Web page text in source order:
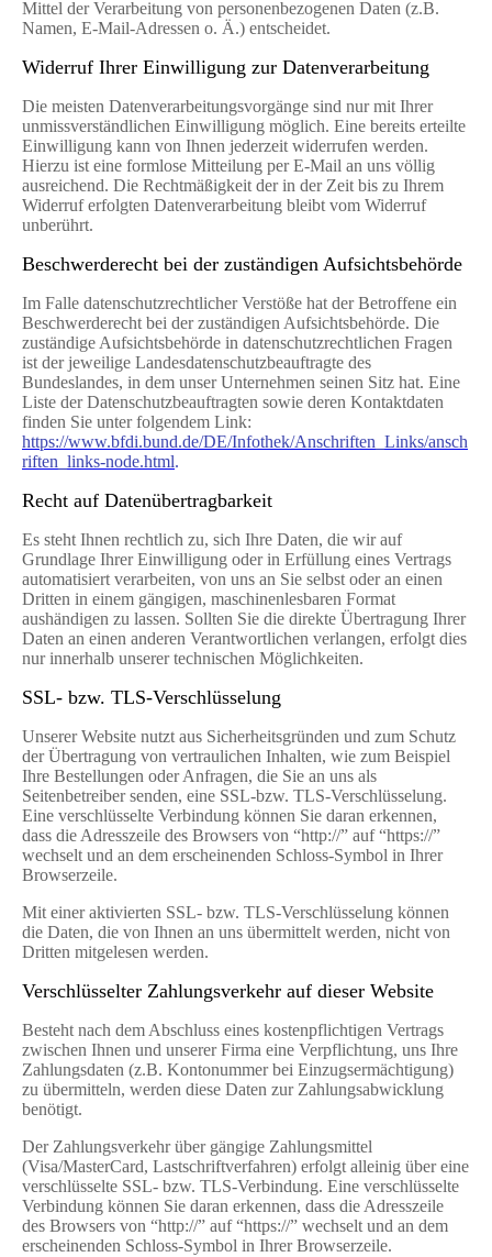
Mittel der Verarbeitung von personenbezogenen Daten (z.B.
Namen, E-Mail-Adressen o. Ä.) entscheidet.
Widerruf Ihrer Einwilligung zur Datenverarbeitung
Die meisten Datenverarbeitungsvorgänge sind nur mit Ihrer
unmissverständlichen Einwilligung möglich. Eine bereits erteilte
Einwilligung kann von Ihnen jederzeit widerrufen werden.
Hierzu ist eine formlose Mitteilung per E-Mail an uns völlig
ausreichend. Die Rechtmäßigkeit der in der Zeit bis zu Ihrem
Widerruf erfolgten Datenverarbeitung bleibt vom Widerruf
unberührt.
Beschwerderecht bei der zuständigen Aufsichtsbehörde
Im Falle datenschutzrechtlicher Verstöße hat der Betroffene ein
Beschwerderecht bei der zuständigen Aufsichtsbehörde. Die
zuständige Aufsichtsbehörde in datenschutzrechtlichen Fragen
ist der jeweilige Landesdatenschutzbeauftragte des
Bundeslandes, in dem unser Unternehmen seinen Sitz hat. Eine
Liste der Datenschutzbeauftragten sowie deren Kontaktdaten
finden Sie unter folgendem Link:
https://www.bfdi.bund.de/DE/Infothek/Anschriften_Links/ansch
riften_links-node.html.
Recht auf Datenübertragbarkeit
Es steht Ihnen rechtlich zu, sich Ihre Daten, die wir auf
Grundlage Ihrer Einwilligung oder in Erfüllung eines Vertrags
automatisiert verarbeiten, von uns an Sie selbst oder an einen
Dritten in einem gängigen, maschinenlesbaren Format
aushändigen zu lassen. Sollten Sie die direkte Übertragung Ihrer
Daten an einen anderen Verantwortlichen verlangen, erfolgt dies
nur innerhalb unserer technischen Möglichkeiten.
SSL- bzw. TLS-Verschlüsselung
Unserer Website nutzt aus Sicherheitsgründen und zum Schutz
der Übertragung von vertraulichen Inhalten, wie zum Beispiel
Ihre Bestellungen oder Anfragen, die Sie an uns als
Seitenbetreiber senden, eine SSL-bzw. TLS-Verschlüsselung.
Eine verschlüsselte Verbindung können Sie daran erkennen,
dass die Adresszeile des Browsers von “http://” auf “https://”
wechselt und an dem erscheinenden Schloss-Symbol in Ihrer
Browserzeile.
Mit einer aktivierten SSL- bzw. TLS-Verschlüsselung können
die Daten, die von Ihnen an uns übermittelt werden, nicht von
Dritten mitgelesen werden.
Verschlüsselter Zahlungsverkehr auf dieser Website
Besteht nach dem Abschluss eines kostenpflichtigen Vertrags
zwischen Ihnen und unserer Firma eine Verpflichtung, uns Ihre
Zahlungsdaten (z.B. Kontonummer bei Einzugsermächtigung)
zu übermitteln, werden diese Daten zur Zahlungsabwicklung
benötigt.
Der Zahlungsverkehr über gängige Zahlungsmittel
(Visa/MasterCard, Lastschriftverfahren) erfolgt alleinig über eine
verschlüsselte SSL- bzw. TLS-Verbindung. Eine verschlüsselte
Verbindung können Sie daran erkennen, dass die Adresszeile
des Browsers von “http://” auf “https://” wechselt und an dem
erscheinenden Schloss-Symbol in Ihrer Browserzeile.